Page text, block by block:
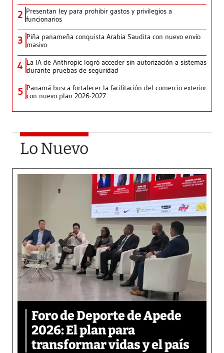
2 Presentan ley para prohibir gastos y privilegios a
funcionarios
3 Piña panameña conquista Arabia Saudita con nuevo envío
masivo
4 La IA de Anthropic logró acceder sin autorización a sistemas
durante pruebas de seguridad
5 Panamá busca fortalecer la facilitación del comercio exterior
con nuevo plan 2026-2027
Lo Nuevo
Foro de Deporte de Apede
2026: El plan para
transformar vidas y el país